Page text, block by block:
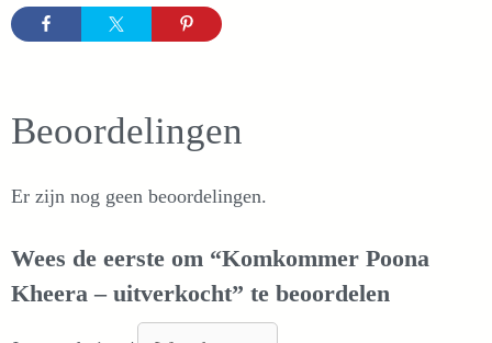
Beoordelingen
Er zijn nog geen beoordelingen.
Wees de eerste om “Komkommer Poona
Kheera – uitverkocht” te beoordelen